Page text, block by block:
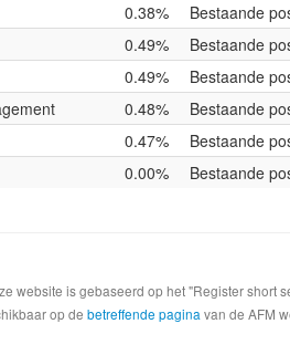
0.38%
Bestaande
0.49%
Bestaande
0.49%
Bestaande
0.48%
Bestaande
0.47%
Bestaande
0.00% Bestaande
website is gebaseerd op het "Register
op de betreffende pagina van de AFM